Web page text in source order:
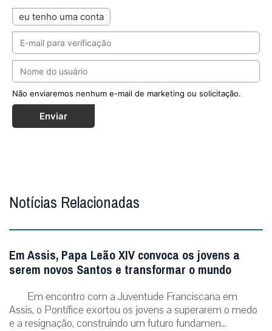
eu tenho uma conta
Não enviaremos nenhum e-mail de marketing ou solicitação.
Enviar
Notícias Relacionadas
Em Assis, Papa Leão XIV convoca os jovens a
serem novos Santos e transformar o mundo
Em encontro com a Juventude Franciscana em
Assis, o Pontífice exortou os jovens a superarem o medo
e a resignação, construindo um futuro fundamen...